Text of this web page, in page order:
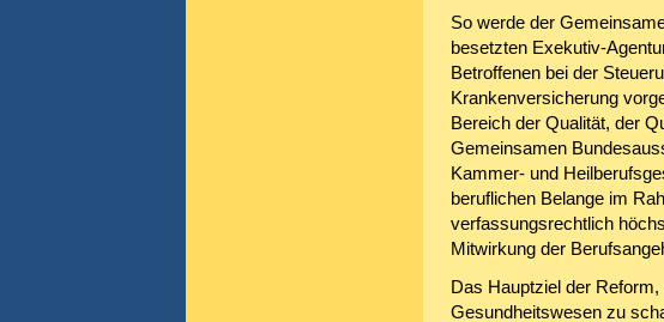
So werde der
besetzten Exekutiv-
Betroffenen bei der
Krankenversicherung
Bereich der Qualität, der
Gemeinsamen
Kammer- und
beruflichen Belange im
verfassungsrechtlich
Mitwirkung der
Das Hauptziel der
Gesundheitswesen zu